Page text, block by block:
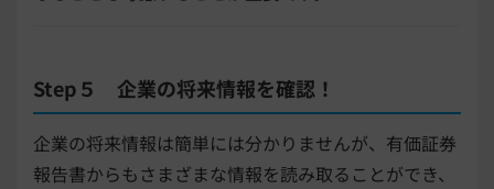
Step５ 企業の将来情報を確認！
企業の将来情報は簡単には分かりませんが、有価証券
報告書からもさまざまな情報を読み取ることができ、